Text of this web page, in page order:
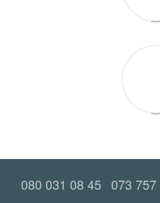
080 031 08 45 073 757